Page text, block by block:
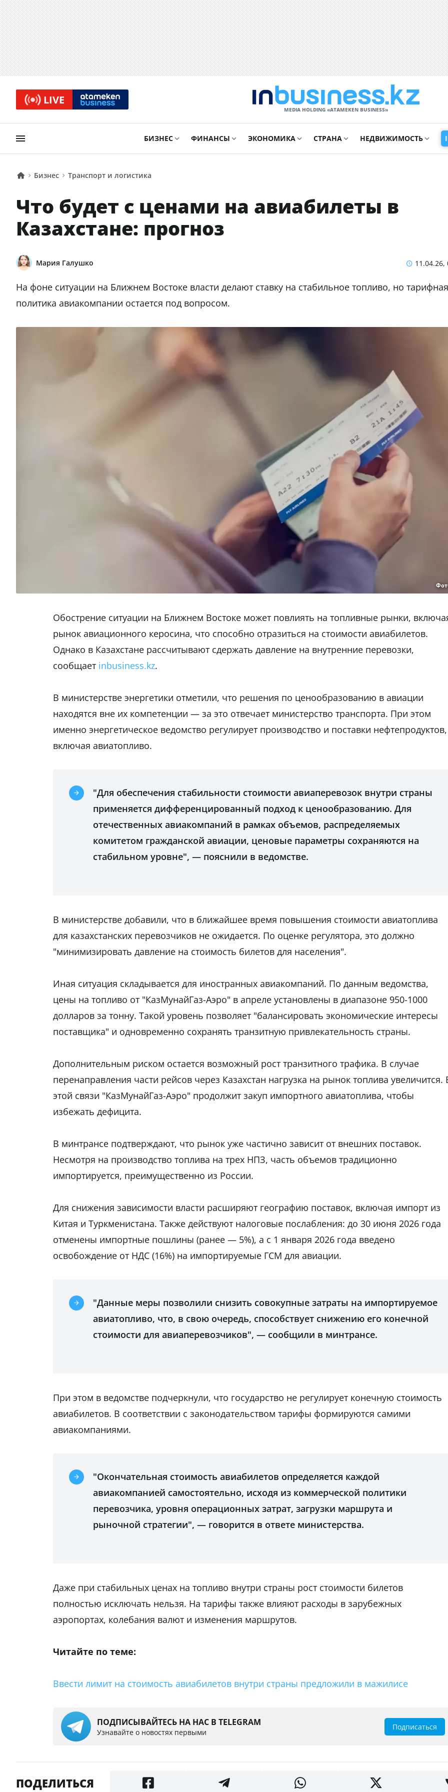
LIVE
MEDIA HOLDING «ATAMEKЕN BUSINESS»
БИЗНЕС ФИНАНСЫ ЭКОНОМИКА СТРАНА НЕДВИЖИМОСТЬ
Бизнес Транспорт и логистика
Что будет с ценами на авиабилеты в
Казахстане: прогноз
Мария Галушко 11.04.26,
На фоне ситуации на Ближнем Востоке власти делают ставку на стабильное топливо, но тарифная
политика авиакомпании остается под вопросом.
Обострение ситуации на Ближнем Востоке может повлиять на топливные рынки,
рынок авиационного керосина, что способно отразиться на стоимости авиабилетов.
Однако в Казахстане рассчитывают сдержать давление на внутренние перевозки,
сообщает inbusiness.kz.
В министерстве энергетики отметили, что решения по ценообразованию в авиации
находятся вне их компетенции — за это отвечает министерство транспорта. При этом
именно энергетическое ведомство регулирует производство и поставки нефтепродуктов,
включая авиатопливо.
"Для обеспечения стабильности стоимости авиаперевозок внутри страны
применяется дифференцированный подход к ценообразованию. Для
отечественных авиакомпаний в рамках объемов, распределяемых
комитетом гражданской авиации, ценовые параметры сохраняются на
стабильном уровне", — пояснили в ведомстве.
В министерстве добавили, что в ближайшее время повышения стоимости авиатоплива
для казахстанских перевозчиков не ожидается. По оценке регулятора, это должно
"минимизировать давление на стоимость билетов для населения".
Иная ситуация складывается для иностранных авиакомпаний. По данным ведомства,
цены на топливо от "КазМунайГаз-Аэро" в апреле установлены в диапазоне 950-1000
долларов за тонну. Такой уровень позволяет "балансировать экономические интересы
поставщика" и одновременно сохранять транзитную привлекательность страны.
Дополнительным риском остается возможный рост транзитного трафика. В случае
перенаправления части рейсов через Казахстан нагрузка на рынок топлива увеличится.
этой связи "КазМунайГаз-Аэро" продолжит закуп импортного авиатоплива, чтобы
избежать дефицита.
В минтрансе подтверждают, что рынок уже частично зависит от внешних поставок.
Несмотря на производство топлива на трех НПЗ, часть объемов традиционно
импортируется, преимущественно из России.
Для снижения зависимости власти расширяют географию поставок, включая импорт из
Китая и Туркменистана. Также действуют налоговые послабления: до 30 июня 2026 года
отменены импортные пошлины (ранее — 5%), а с 1 января 2026 года введено
освобождение от НДС (16%) на импортируемые ГСМ для авиации.
"Данные меры позволили снизить совокупные затраты на импортируемое
авиатопливо, что, в свою очередь, способствует снижению его конечной
стоимости для авиаперевозчиков", — сообщили в минтрансе.
При этом в ведомстве подчеркнули, что государство не регулирует конечную стоимость
авиабилетов. В соответствии с законодательством тарифы формируются самими
авиакомпаниями.
"Окончательная стоимость авиабилетов определяется каждой
авиакомпанией самостоятельно, исходя из коммерческой политики
перевозчика, уровня операционных затрат, загрузки маршрута и
рыночной стратегии", — говорится в ответе министерства.
Даже при стабильных ценах на топливо внутри страны рост стоимости билетов
полностью исключать нельзя. На тарифы также влияют расходы в зарубежных
аэропортах, колебания валют и изменения маршрутов.
Читайте по теме:
Ввести лимит на стоимость авиабилетов внутри страны предложили в мажилисе
ПОДПИСЫВАЙТЕСЬ НА НАС В TELEGRAM
Узнавайте о новостях первыми
Подписаться
ПОДЕЛИТЬСЯ